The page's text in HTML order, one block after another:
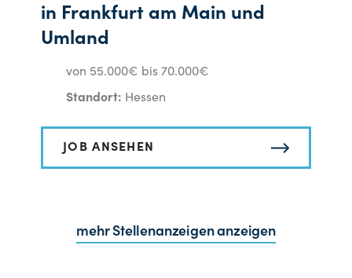
in Frankfurt am Main und
Umland
von 55.000€ bis 70.000€
Standort: Hessen
JOB ANSEHEN
mehr Stellenanzeigen anzeigen